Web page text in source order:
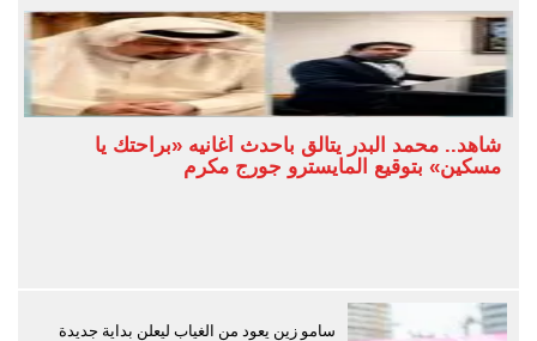
شاهد.. محمد البدر يتألق بأحدث أغانيه «براحتك يا
مسكين» بتوقيع المايسترو جورج مكرم
سامو زين يعود من الغياب ليعلن بداية جديدة